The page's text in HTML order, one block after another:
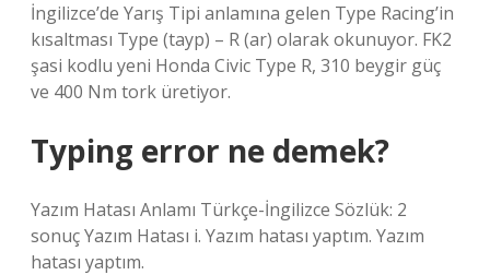
İngilizce’de Yarış Tipi anlamına gelen Type Racing’in
kısaltması Type (tayp) – R (ar) olarak okunuyor. FK2
şasi kodlu yeni Honda Civic Type R, 310 beygir güç
ve 400 Nm tork üretiyor.
Typing error ne demek?
Yazım Hatası Anlamı Türkçe-İngilizce Sözlük: 2
sonuç Yazım Hatası i. Yazım hatası yaptım. Yazım
hatası yaptım.